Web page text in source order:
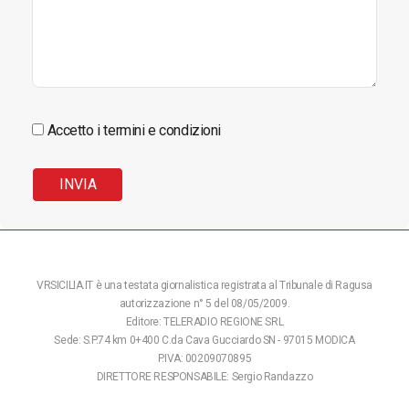
Accetto i termini e condizioni
VRSICILIA.IT è una testata giornalistica registrata al Tribunale di Ragusa
autorizzazione n° 5 del 08/05/2009.
Editore: TELERADIO REGIONE SRL
Sede: S.P.74 km 0+400 C.da Cava Gucciardo SN - 97015 MODICA
P.IVA: 00209070895
DIRETTORE RESPONSABILE: Sergio Randazzo